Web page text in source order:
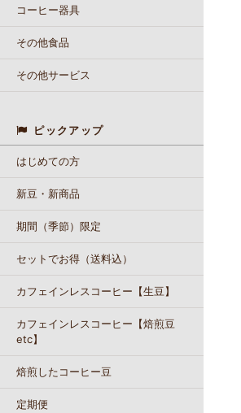
コーヒー器具
その他食品
その他サービス
ピックアップ
はじめての方
新豆・新商品
期間（季節）限定
セットでお得（送料込）
カフェインレスコーヒー【生豆】
カフェインレスコーヒー【焙煎豆
etc】
焙煎したコーヒー豆
定期便